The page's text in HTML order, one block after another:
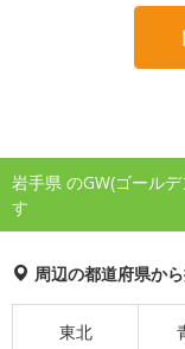
岩手県 のGW(ゴール
す
周辺の都道府県か
東北